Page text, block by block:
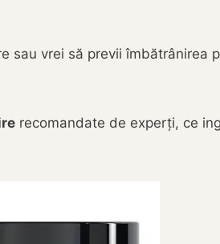
vrei să previi îmbătrânirea
recomandate de experți, ce